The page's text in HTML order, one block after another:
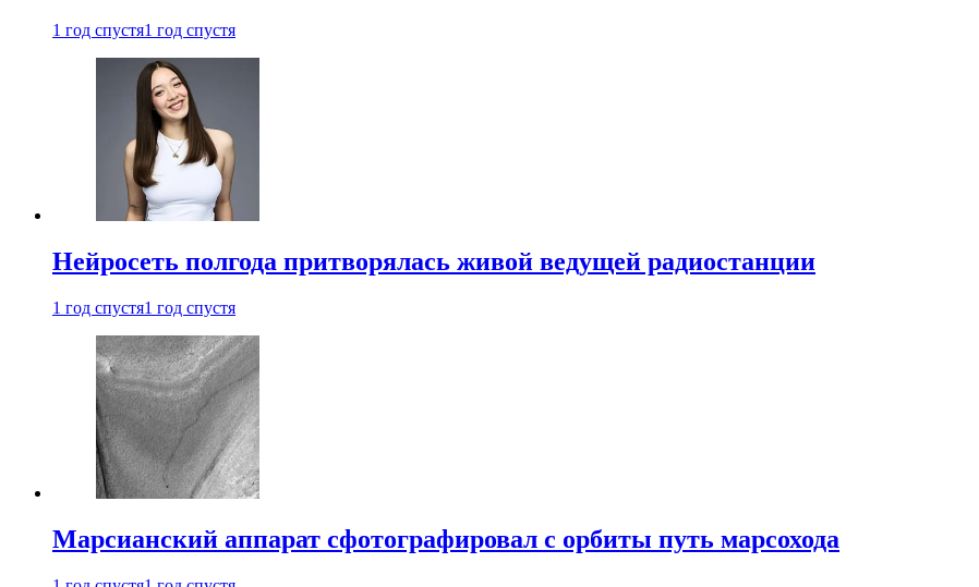
1 год спустя1 год спустя
Нейросеть полгода притворялась живой ведущей радиостанции
1 год спустя1 год спустя
Марсианский аппарат сфотографировал с орбиты путь марсохода